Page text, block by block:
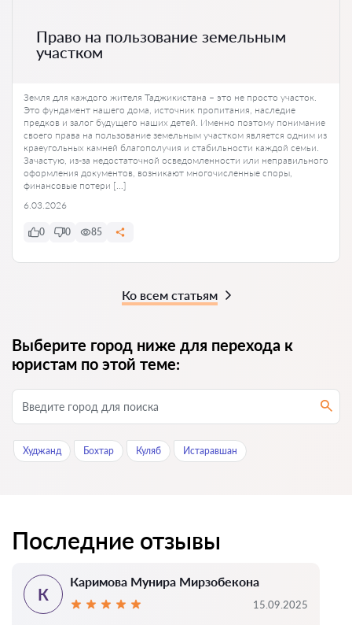
Право на пользование земельным
участком
Земля для каждого жителя Таджикистана – это не просто участок.
Это фундамент нашего дома, источник пропитания, наследие
предков и залог будущего наших детей. Именно поэтому понимание
своего права на пользование земельным участком является одним из
краеугольных камней благополучия и стабильности каждой семьи.
Зачастую, из-за недостаточной осведомленности или неправильного
оформления документов, возникают многочисленные споры,
финансовые потери […]
6.03.2026
0 0 85
Ко всем статьям
Выберите город ниже для перехода к
юристам по этой теме:
Худжанд Бохтар Куляб Истаравшан
Последние отзывы
К
Каримова Мунира Мирзобекона
15.09.2025